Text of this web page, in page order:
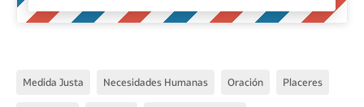
Medida Justa Necesidades Humanas Oración Placeres